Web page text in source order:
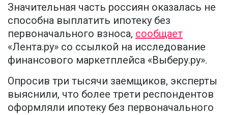
Значительная часть россиян оказалась не
способна выплатить ипотеку без
первоначального взноса, сообщает
«Лента.ру» со ссылкой на исследование
финансового маркетплейса «Выберу.ру».
Опросив три тысячи заемщиков, эксперты
выяснили, что более трети респондентов
оформляли ипотеку без первоначального